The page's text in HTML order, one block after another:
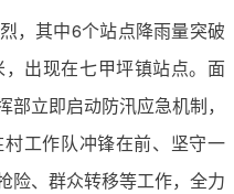
，其中6个站点降雨量突破
出现在七甲坪镇站点。面
立即启动防汛应急机制，
工作队冲锋在前、坚守一
险、群众转移等工作，全力